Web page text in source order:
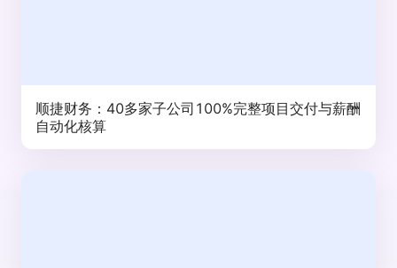
顺捷财务：40多家子公司100%完整项目交付与薪酬
自动化核算